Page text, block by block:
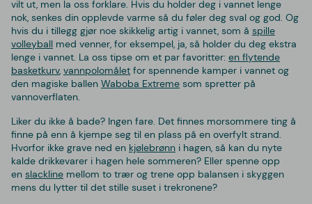
vilt ut, men la oss forklare. Hvis du holder deg i vannet lenge
nok, senkes din opplevde varme så du føler deg sval og god. Og
hvis du i tillegg gjør noe skikkelig artig i vannet, som å spille
volleyball med venner, for eksempel, ja, så holder du deg ekstra
lenge i vannet. La oss tipse om et par favoritter: en flytende
basketkurv, vannpolomålet for spennende kamper i vannet og
den magiske ballen Waboba Extreme som spretter på
vannoverflaten.
Liker du ikke å bade? Ingen fare. Det finnes morsommere ting å
finne på enn å kjempe seg til en plass på en overfylt strand.
Hvorfor ikke grave ned en kjølebrønn i hagen, så kan du nyte
kalde drikkevarer i hagen hele sommeren? Eller spenne opp
en slackline mellom to trær og trene opp balansen i skyggen
mens du lytter til det stille suset i trekronene?